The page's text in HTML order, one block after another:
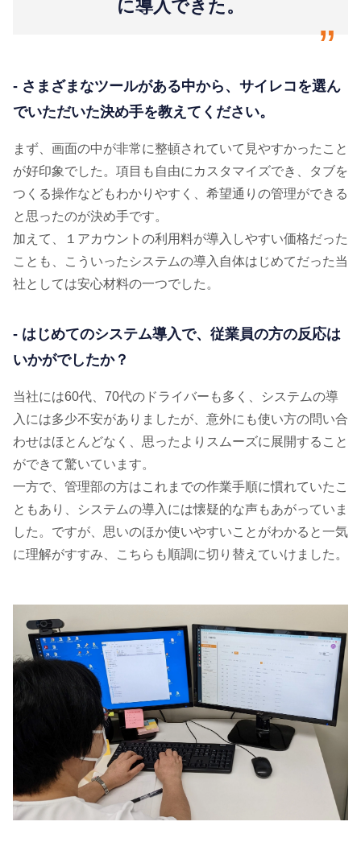
に導入できた。 “
- さまざまなツールがある中から、サイレコを選ん
でいただいた決め手を教えてください。
まず、画面の中が非常に整頓されていて見やすかったこと
が好印象でした。項目も自由にカスタマイズでき、タブを
つくる操作などもわかりやすく、希望通りの管理ができる
と思ったのが決め手です。
加えて、１アカウントの利用料が導入しやすい価格だった
ことも、こういったシステムの導入自体はじめてだった当
社としては安心材料の一つでした。
- はじめてのシステム導入で、従業員の方の反応は
いかがでしたか？
当社には60代、70代のドライバーも多く、システムの導
入には多少不安がありましたが、意外にも使い方の問い合
わせはほとんどなく、思ったよりスムーズに展開すること
ができて驚いています。
一方で、管理部の方はこれまでの作業手順に慣れていたこ
ともあり、システムの導入には懐疑的な声もあがっていま
した。ですが、思いのほか使いやすいことがわかると一気
に理解がすすみ、こちらも順調に切り替えていけました。